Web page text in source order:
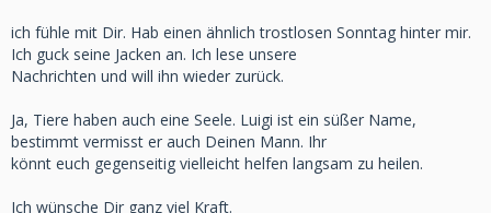
ich fühle mit Dir. Hab einen ähnlich trostlosen Sonntag hinter mir.
Ich guck seine Jacken an. Ich lese unsere
Nachrichten und will ihn wieder zurück.
Ja, Tiere haben auch eine Seele. Luigi ist ein süßer Name,
bestimmt vermisst er auch Deinen Mann. Ihr
könnt euch gegenseitig vielleicht helfen langsam zu heilen.
Ich wünsche Dir ganz viel Kraft.